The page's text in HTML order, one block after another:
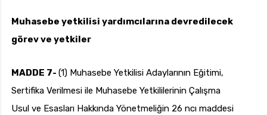
Muhasebe yetkilisi yardımcılarına devredilecek
görev ve yetkiler
MADDE 7- (1) Muhasebe Yetkilisi Adaylarının Eğitimi,
Sertifika Verilmesi ile Muhasebe Yetkililerinin Çalışma
Usul ve Esasları Hakkında Yönetmeliğin 26 ncı maddesi